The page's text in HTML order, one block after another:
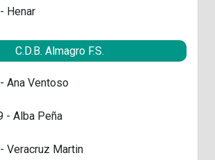
Henar
C.D.B. Almagro F.S.
Ana Ventoso
- Alba Peña
Veracruz Martin